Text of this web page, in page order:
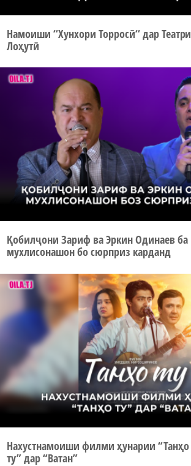
Намоиши “Хунхори Торросӣ“ дар Театри
Лоҳутӣ
Қобилҷони Зариф ва Эркин Одинаев ба
мухлисонашон бо сюрприз карданд
Нахустнамоиши филми ҳунарии “Танҳо
ту” дар “Ватан”